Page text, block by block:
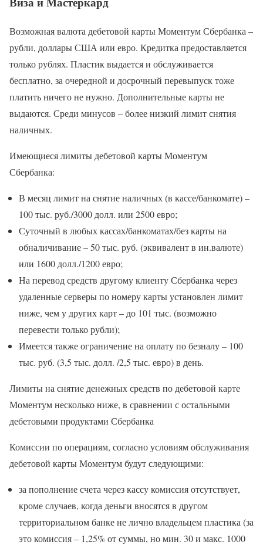
Возможная валюта дебетовой карты Моментум Сбербанка –
рубли, доллары США или евро. Кредитка предоставляется
только рублях. Пластик выдается и обслуживается
бесплатно, за очередной и досрочный перевыпуск тоже
платить ничего не нужно. Дополнительные карты не
выдаются. Среди минусов – более низкий лимит снятия
наличных.
Имеющиеся лимиты дебетовой карты Моментум
Сбербанка:
В месяц лимит на снятие наличных (в кассе/банкомате) –
100 тыс. руб./3000 долл. или 2500 евро;
Суточный в любых кассах/банкоматах/без карты на
обналичивание – 50 тыс. руб. (эквивалент в ин.валюте)
или 1600 долл./1200 евро;
На перевод средств другому клиенту Сбербанка через
удаленные серверы по номеру карты установлен лимит
ниже, чем у других карт – до 101 тыс. (возможно
перевести только рубли);
Имеется также ограничение на оплату по безналу – 100
тыс. руб. (3,5 тыс. долл. /2,5 тыс. евро) в день.
Лимиты на снятие денежных средств по дебетовой карте
Моментум несколько ниже, в сравнении с остальными
дебетовыми продуктами Сбербанка
Комиссии по операциям, согласно условиям обслуживания
дебетовой карты Моментум будут следующими:
за пополнение счета через кассу комиссия отсутствует,
кроме случаев, когда деньги вносятся в другом
территориальном банке не лично владельцем пластика (за
это комиссия – 1,25% от суммы, но мин. 30 и макс. 1000